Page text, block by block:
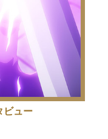
ビュー